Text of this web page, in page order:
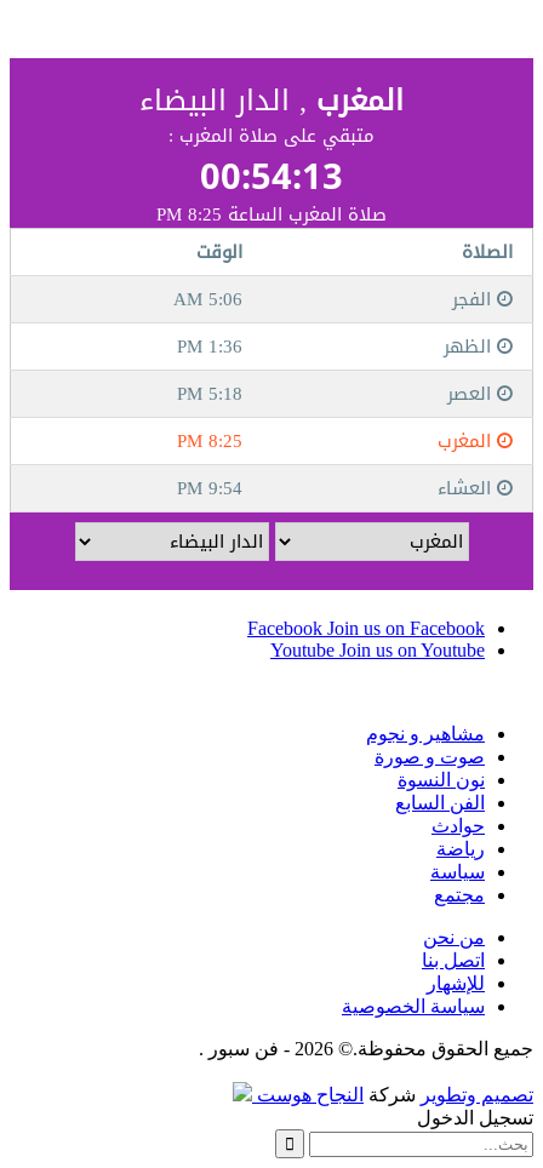
Facebook Join us on Facebook
Youtube Join us on Youtube
مشاهير و نجوم
صوت و صورة
نون النسوة
الفن السابع
حوادث
رياضة
سياسة
مجتمع
من نحن
اتصل بنا
للإشهار
سياسة الخصوصية
جميع الحقوق محفوظة.© 2026 - فن سبور .
تصميم وتطوير شركة النجاح هوست
تسجيل الدخول